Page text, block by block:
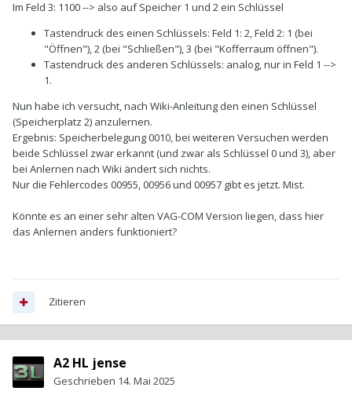
Im Feld 3: 1100 --> also auf Speicher 1 und 2 ein Schlüssel
Tastendruck des einen Schlüssels: Feld 1: 2, Feld 2: 1 (bei
"Öffnen"), 2 (bei "Schließen"), 3 (bei "Kofferraum öffnen").
Tastendruck des anderen Schlüssels: analog, nur in Feld 1 -->
1.
Nun habe ich versucht, nach Wiki-Anleitung den einen Schlüssel
(Speicherplatz 2) anzulernen.
Ergebnis: Speicherbelegung 0010, bei weiteren Versuchen werden
beide Schlüssel zwar erkannt (und zwar als Schlüssel 0 und 3), aber
bei Anlernen nach Wiki ändert sich nichts.
Nur die Fehlercodes 00955, 00956 und 00957 gibt es jetzt. Mist.
Könnte es an einer sehr alten VAG-COM Version liegen, dass hier
das Anlernen anders funktioniert?
Zitieren
A2 HL jense
Geschrieben 14. Mai 2025